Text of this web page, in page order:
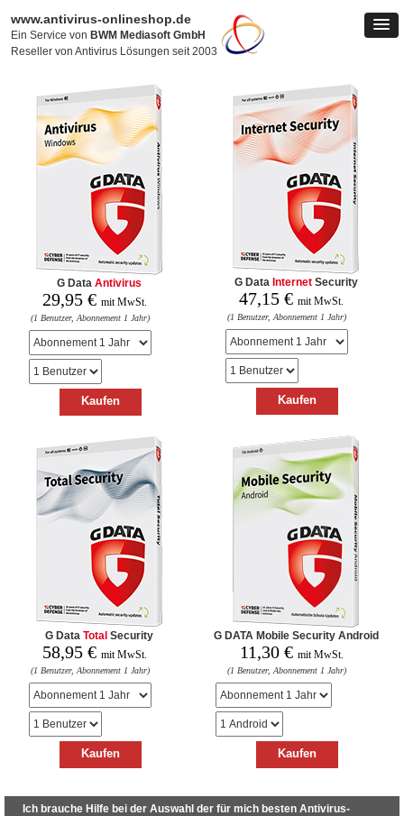
www.antivirus-onlineshop.de
Ein Service von BWM Mediasoft GmbH
Reseller von Antivirus Lösungen seit 2003
G DataAntivirus
29,95 €mit MwSt.
(1 Benutzer, Abonnement 1 Jahr)
Kaufen
G Data InternetSecurity
47,15 €mit MwSt.
(1 Benutzer, Abonnement 1 Jahr)
Kaufen
G DataTotal Security
58,95 €mit MwSt.
(1 Benutzer, Abonnement 1 Jahr)
Kaufen
G DATA Mobile Security Android
11,30€ mit MwSt.
(1 Benutzer, Abonnement 1 Jahr)
Kaufen
Ich brauche Hilfe bei der Auswahl der für mich besten Antivirus-